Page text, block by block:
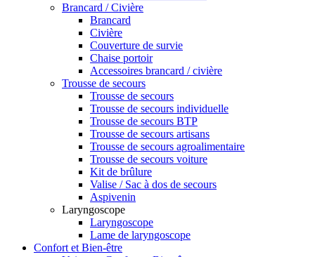
Brancard / Civière
Brancard
Civière
Couverture de survie
Chaise portoir
Accessoires brancard / civière
Trousse de secours
Trousse de secours
Trousse de secours individuelle
Trousse de secours BTP
Trousse de secours artisans
Trousse de secours agroalimentaire
Trousse de secours voiture
Kit de brûlure
Valise / Sac à dos de secours
Aspivenin
Laryngoscope
Laryngoscope
Lame de laryngoscope
Confort et Bien-être